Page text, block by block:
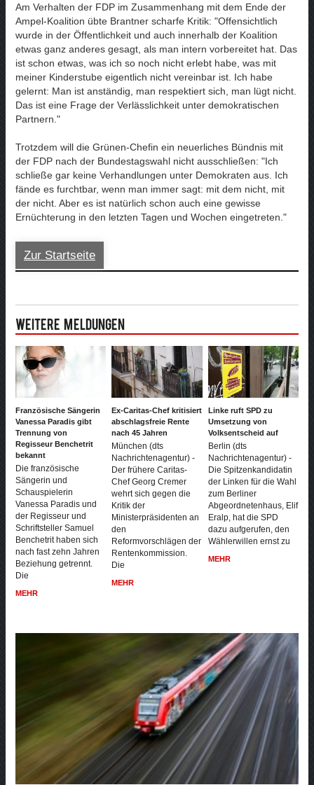
Am Verhalten der FDP im Zusammenhang mit dem Ende der
Ampel-Koalition übte Brantner scharfe Kritik: "Offensichtlich
wurde in der Öffentlichkeit und auch innerhalb der Koalition
etwas ganz anderes gesagt, als man intern vorbereitet hat. Das
ist schon etwas, was ich so noch nicht erlebt habe, was mit
meiner Kinderstube eigentlich nicht vereinbar ist. Ich habe
gelernt: Man ist anständig, man respektiert sich, man lügt nicht.
Das ist eine Frage der Verlässlichkeit unter demokratischen
Partnern."
Trotzdem will die Grünen-Chefin ein neuerliches Bündnis mit
der FDP nach der Bundestagswahl nicht ausschließen: "Ich
schließe gar keine Verhandlungen unter Demokraten aus. Ich
fände es furchtbar, wenn man immer sagt: mit dem nicht, mit
der nicht. Aber es ist natürlich schon auch eine gewisse
Ernüchterung in den letzten Tagen und Wochen eingetreten."
Zur Startseite
Weitere Meldungen
Französische Sängerin
Vanessa Paradis gibt
Trennung von
Regisseur Benchetrit
bekannt
Die französische
Sängerin und
Schauspielerin
Vanessa Paradis und
der Regisseur und
Schriftsteller Samuel
Benchetrit haben sich
nach fast zehn Jahren
Beziehung getrennt.
Die
MEHR
Ex-Caritas-Chef kritisiert
abschlagsfreie Rente
nach 45 Jahren
München (dts
Nachrichtenagentur) -
Der frühere Caritas-
Chef Georg Cremer
wehrt sich gegen die
Kritik der
Ministerpräsidenten an
den
Reformvorschlägen der
Rentenkommission.
Die
MEHR
Linke ruft SPD zu
Umsetzung von
Volksentscheid auf
Berlin (dts
Nachrichtenagentur) -
Die Spitzenkandidatin
der Linken für die Wahl
zum Berliner
Abgeordnetenhaus, Elif
Eralp, hat die SPD
dazu aufgerufen, den
Wählerwillen ernst zu
MEHR